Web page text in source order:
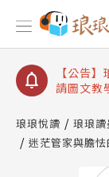
【公告】
【公告】
【公告
請圖文教
查詢
【公告】
琅琅悅讀 琅琅讀
迷茫管家與膽